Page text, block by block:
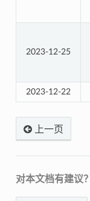
2023-12-25
2023-12-22
上一页
对本文档有建议？